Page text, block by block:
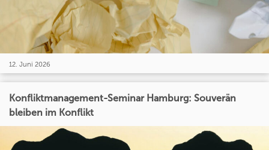
12. Juni 2026
Konfliktmanagement-Seminar Hamburg: Souverän
bleiben im Konflikt